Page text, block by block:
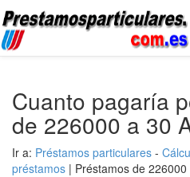
Cuanto pagaría
de 226000 a 30
Ir a: Préstamos particulares -
préstamos | Préstamos de 226000